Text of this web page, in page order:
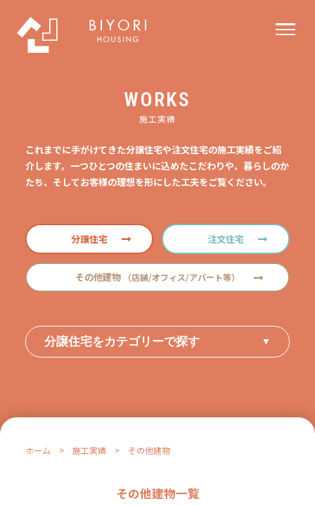
WORKS
施工実績
これまでに手がけてきた分譲住宅や注文住宅の施工実績をご紹
介します。一つひとつの住まいに込めたこだわりや、暮らしのか
たち、そしてお客様の理想を形にした工夫をご覧ください。
分譲住宅 注文住宅
その他建物 （店舗/オフィス/アパート等）
分譲住宅をカテゴリーで探す ▼
ホーム > 施工実績 > その他建物
その他建物一覧